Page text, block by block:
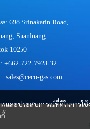
และประสบการณ์ที่ดีในการใ
698 Srinakarin Road,
Suanluang,
10250
+662-722-7928-32
sales@ceco-gas.com